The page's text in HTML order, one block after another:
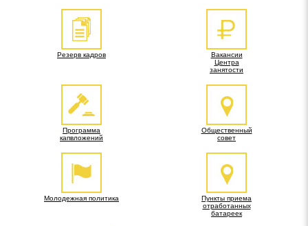
Резерв кадров
Вакансии
Центра
занятости
Программа
капвложений
Общественный
совет
Молодежная политика
Пункты приема
отработанных
батареек